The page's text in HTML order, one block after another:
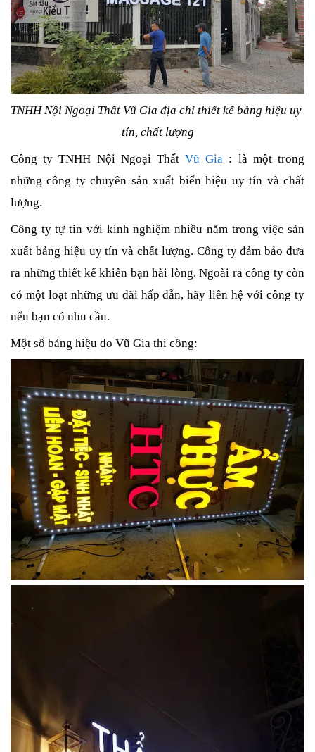
TNHH Nội Ngoại Thất Vũ Gia địa chỉ thiết kế bảng hiệu uy
tín, chất lượng
Công ty TNHH Nội Ngoại Thất Vũ Gia : là một trong
những công ty chuyên sản xuất biển hiệu uy tín và chất
lượng.
Công ty tự tin với kinh nghiệm nhiều năm trong việc sản
xuất bảng hiệu uy tín và chất lượng. Công ty đảm bảo đưa
ra những thiết kế khiến bạn hài lòng. Ngoài ra công ty còn
có một loạt những ưu đãi hấp dẫn, hãy liên hệ với công ty
nếu bạn có nhu cầu.
Một số bảng hiệu do Vũ Gia thi công: